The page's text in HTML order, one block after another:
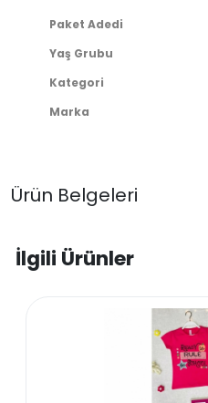
Paket Adedi
Yaş Grubu
Kategori
Marka
Ürün Belgeleri
İlgili Ürünler